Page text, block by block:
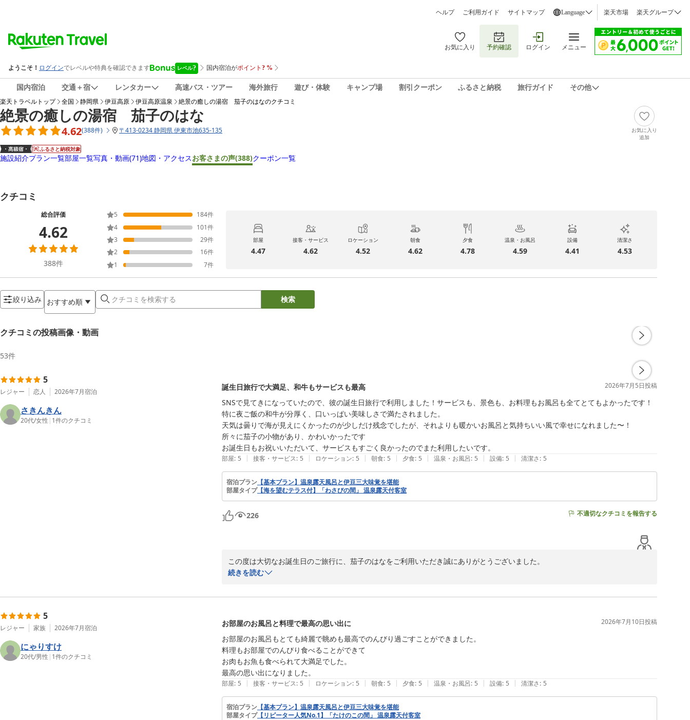
ヘルプ ご利用ガイド サイトマップ Language 楽天市場 楽天グループ
お気に入り 予約確認 ログイン メニュー
国内宿泊 交通＋宿 レンタカー 高速バス・ツアー 海外旅行 遊び・体験 キャンプ場 割引クーポン ふるさと納税 旅行ガイド その他
楽天トラベルトップ 全国 静岡県 伊豆高原 伊豆高原温泉 絶景の癒しの湯宿 茄子のはなのクチコミ
絶景の癒しの湯宿 茄子のはな
4.62(388件) 〒413-0234 静岡県 伊東市池635-135
ふるさと納税対象
お気に入り
追加
施設紹介プラン一覧部屋一覧写真・動画(71)地図・アクセスお客さまの声(388)クーポン一覧
クチコミ
総合評価
4.62
388件
5 184件
4
101件
3
29件
2
16件
1
7件
部屋
4.47
接客・サービス
4.62
ロケーション
4.52
朝食
4.62
夕食
4.78
温泉・お風呂
4.59
設備
4.41
清潔さ
4.53
絞り込み おすすめ順 検索
クチコミの投稿画像・動画
53件
5
レジャー 恋人 2026年7月宿泊
さきんきん
20代/女性 | 1件のクチコミ
誕生日旅行で大満足、和牛もサービスも最高 2026年7月5日投稿
SNSで見てきになっていたので、彼の誕生日旅行で利用しました！サービスも、景色も、お料理もお風呂も全てとてもよかったです！
特に夜ご飯の和牛が分厚く、口いっぱい美味しさで満たされました。
天気は曇りで海が見えにくかったのが少しだけ残念でしたが、それよりも暖かいお風呂と気持ちいい風で幸せになれました〜！
所々に茄子の小物があり、かわいかったです
お誕生日もお祝いいただいて、サービスもすごく良かったのでまた利用したいです。
部屋: 5 | 接客・サービス: 5 | ロケーション: 5 | 朝食: 5 | 夕食: 5 | 温泉・お風呂: 5 | 設備: 5 | 清潔さ: 5
宿泊プラン 【基本プラン】温泉露天風呂と伊豆三大味覚を堪能
部屋タイプ【海を望むテラス付】「わさびの間」 温泉露天付客室
226 不適切なクチコミを報告する
この度は大切なお誕生日のご旅行に、茄子のはなをご利用いただき誠にありがとうございました。
ました。特に和牛をお気に召していただけたようで、料理長も喜んでおります。
あいにくのお天気ではございましたが、温泉や心地よい時間をお楽しみいただけたようで何よりです。館内の茄子の小物にもお気
付きいただき、ありがとうございます。
改めまして、お誕生日おめでとうございました。またお二人にお会いできます日を、スタッフ一同心よりお待ちしております。
絶景の癒しの湯宿 茄子のはな
2026-07-05
続きを読む
5
レジャー 家族 2026年7月宿泊
にゃりすけ
20代/男性 | 1件のクチコミ
お部屋のお風呂と料理で最高の思い出に 2026年7月10日投稿
お部屋のお風呂もとても綺麗で眺めも最高でのんびり過ごすことができました。
料理もお部屋でのんびり食べることができて
お肉もお魚も食べられて大満足でした。
最高の思い出になりました。
部屋: 5 | 接客・サービス: 5 | ロケーション: 5 | 朝食: 5 | 夕食: 5 | 温泉・お風呂: 5 | 設備: 5 | 清潔さ: 5
宿泊プラン 【基本プラン】温泉露天風呂と伊豆三大味覚を堪能
部屋タイプ【リピーター人気No.1】「たけのこの間」 温泉露天付客室